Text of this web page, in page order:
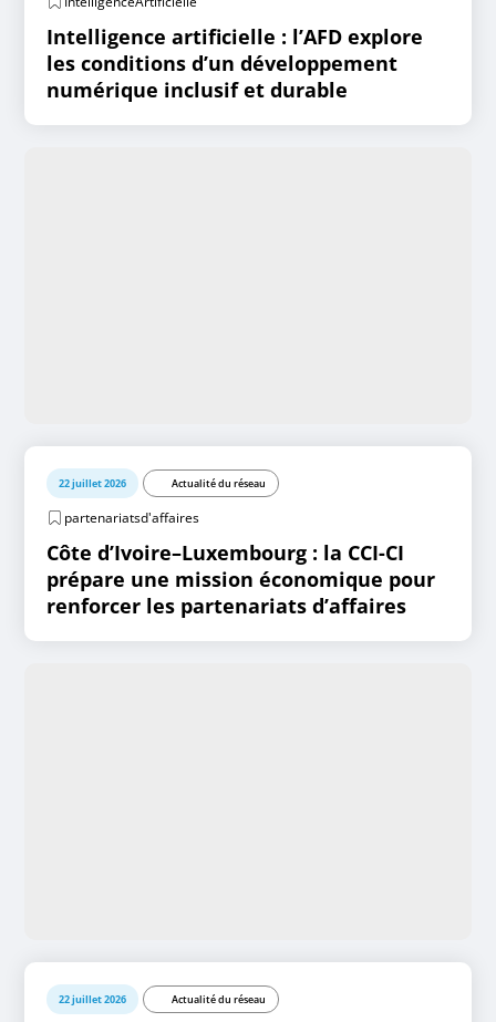
Intelligence artificielle : l’AFD explore
les conditions d’un développement
numérique inclusif et durable
22 juillet 2026 Actualité du réseau
partenariatsd'affaires
Côte d’Ivoire–Luxembourg : la CCI-CI
prépare une mission économique pour
renforcer les partenariats d’affaires
22 juillet 2026 Actualité du réseau